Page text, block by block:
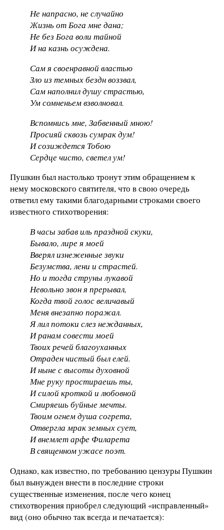
Не напрасно, не случайно
Жизнь от Бога мне дана;
Не без Бога воли тайной
И на казнь осуждена.
Сам я своенравной властью
Зло из темных бездн воззвал,
Сам наполнил душу страстью,
Ум сомненьем взволновал.
Вспомнись мне, Забвенный мною!
Просияй сквозь сумрак дум!
И созиждется Тобою
Сердце чисто, светел ум!
Пушкин был настолько тронут этим обращением к
нему московского святителя, что в свою очередь
ответил ему такими благодарными строками своего
известного стихотворения:
В часы забав иль праздной скуки,
Бывало, лире я моей
Вверял изнеженные звуки
Безумства, лени и страстей.
Но и тогда струны лукавой
Невольно звон я прерывал,
Когда твой голос величавый
Меня внезапно поражал.
Я лил потоки слез нежданных,
И ранам совести моей
Твоих речей благоуханных
Отраден чистый был елей.
И ныне с высоты духовной
Мне руку простираешь ты,
И силой кроткой и любовной
Смиряешь буйные мечты.
Твоим огнем душа согрета,
Отвергла мрак земных сует,
И внемлет арфе Филарета
В священном ужасе поэт.
Однако, как известно, по требованию цензуры Пушкин
был вынужден внести в последние строки
существенные изменения, после чего конец
стихотворения приобрел следующий «исправленный»
вид (оно обычно так всегда и печатается):